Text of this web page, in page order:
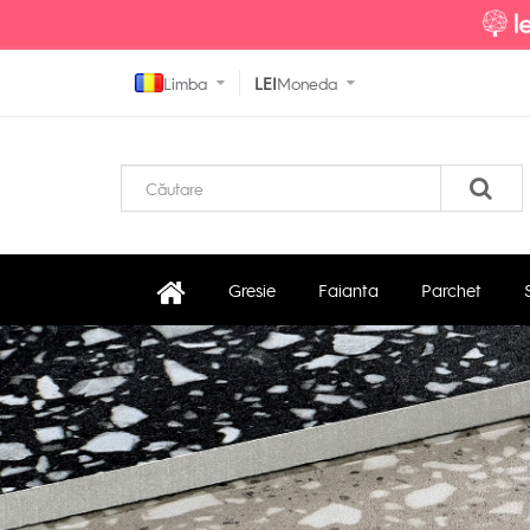
Limba LEIMoneda
Gresie Faianta Parchet